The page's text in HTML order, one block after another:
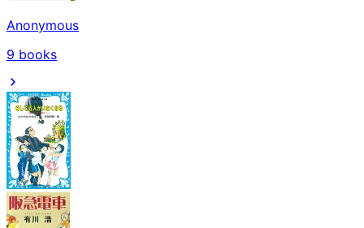
Anonymous
9 books